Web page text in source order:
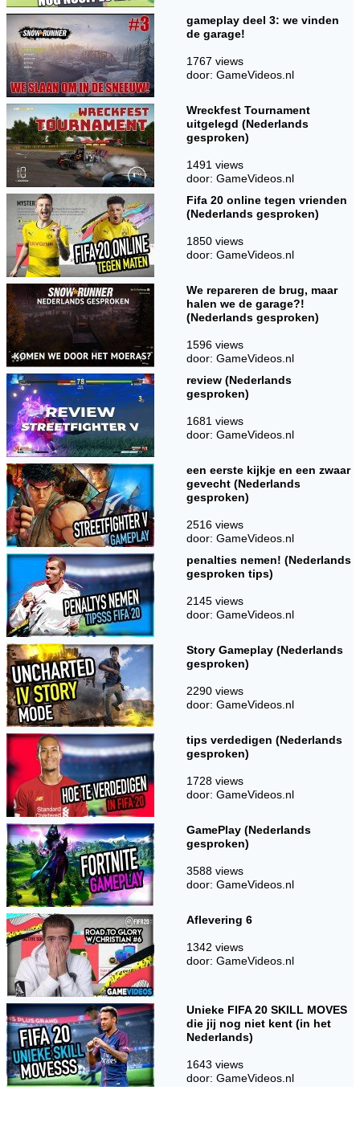
gameplay deel 3: we vinden
de garage!
1767 views
door: GameVideos.nl
Wreckfest Tournament
uitgelegd (Nederlands
gesproken)
1491 views
door: GameVideos.nl
Fifa 20 online tegen vrienden
(Nederlands gesproken)
1850 views
door: GameVideos.nl
We repareren de brug, maar
halen we de garage?!
(Nederlands gesproken)
1596 views
door: GameVideos.nl
review (Nederlands
gesproken)
1681 views
door: GameVideos.nl
een eerste kijkje en een zwaar
gevecht (Nederlands
gesproken)
2516 views
door: GameVideos.nl
penalties nemen! (Nederlands
gesproken tips)
2145 views
door: GameVideos.nl
Story Gameplay (Nederlands
gesproken)
2290 views
door: GameVideos.nl
tips verdedigen (Nederlands
gesproken)
1728 views
door: GameVideos.nl
GamePlay (Nederlands
gesproken)
3588 views
door: GameVideos.nl
Aflevering 6
1342 views
door: GameVideos.nl
Unieke FIFA 20 SKILL MOVES
die jij nog niet kent (in het
Nederlands)
1643 views
door: GameVideos.nl